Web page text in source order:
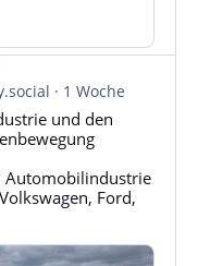
1 Woche
und den
Automobilindustrie
Ford,